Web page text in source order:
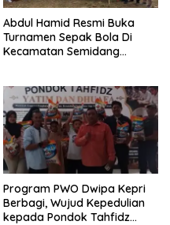
Abdul Hamid Resmi Buka
Turnamen Sepak Bola Di
Kecamatan Semidang
Tahun 2026
Program PWO Dwipa Kepri
Berbagi, Wujud Kepedulian
kepada Pondok Tahfidz